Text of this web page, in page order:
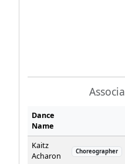
Dance
Name
Kaitz
Acharon
Choreographer